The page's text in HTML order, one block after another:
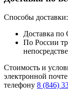
Способы доставки:
Доставка по
По России
Стоимость и
электронной почте
телефону 8 (846)